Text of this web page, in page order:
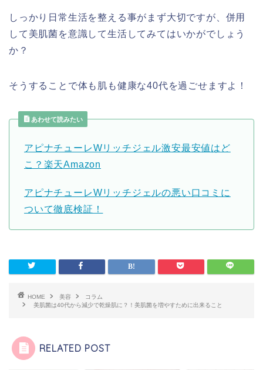
しっかり日常生活を整える事がまず大切ですが、併用
して美肌菌を意識して生活してみてはいかがでしょう
か？
そうすることで体も肌も健康な40代を過ごせますよ！
あわせて読みたい
アピナチューレWリッチジェル激安最安値はど
こ？楽天Amazon
アピナチューレWリッチジェルの悪い口コミに
ついて徹底検証！
HOME 美容
コラム
美肌菌は40代から減少で乾燥肌に？！美肌菌を増やすために出来ること
RELATED POST